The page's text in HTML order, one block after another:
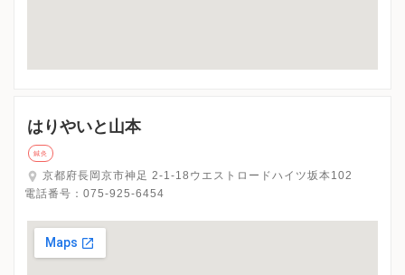
はりやいと山本
鍼灸
京都府長岡京市神足 2-1-18ウエストロードハイツ坂本102
電話番号： 075-925-6454